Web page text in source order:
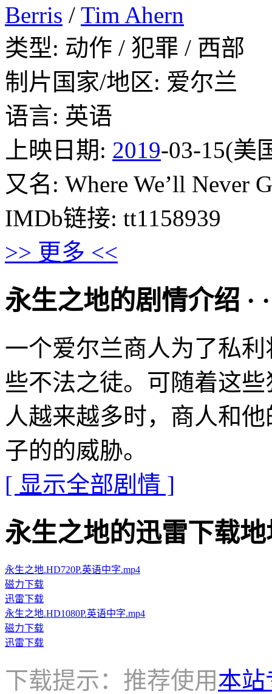
Berris / Tim Ahern
类型: 动作 / 犯罪 / 西部
制片国家/地区: 爱尔兰
语言: 英语
上映日期: 2019-03-15(美
又名: Where We’ll Never
IMDb链接: tt1158939
>> 更多 <<
永生之地的剧情介绍 · ·
一个爱尔兰商人为了私
些不法之徒。可随着这
人越来越多时，商人和
子的的威胁。
[ 显示全部剧情 ]
永生之地的迅雷下载地
永生之地.HD720P.英语中字.mp4
磁力下载
迅雷下载
永生之地.HD1080P.英语中字.mp4
磁力下载
迅雷下载
下载提示：推荐使用本站